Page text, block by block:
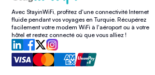
Avec StayinWiFi, profitez d'une connectivité Internet
fluide pendant vos voyages en Turquie. Récupérez
facilement votre modem WiFi à l'aéroport ou à votre
hôtel et restez connecté où que vous alliez !